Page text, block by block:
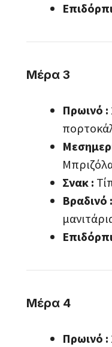
Μέρα 3
Πρωινό :
Σνακ :
Βραδινό :
Μέρα 4
Πρωινό :